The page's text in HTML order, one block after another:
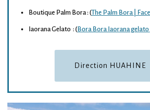
Boutique Palm Bora : (The Palm Bora |
Iaorana Gelato : (Bora Bora Iaorana
Direction HUAHINE